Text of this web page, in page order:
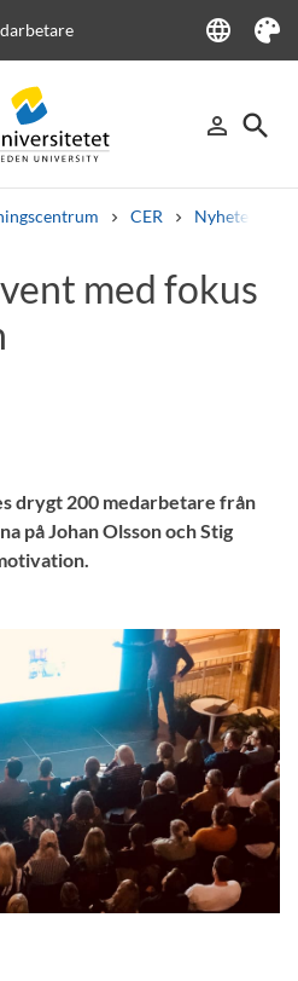
language
Language
Tema
person_outline
Logga in
search
Sök
CER Nyheter från
med fokus
drygt 200 medarbetare från
på Johan Olsson och Stig